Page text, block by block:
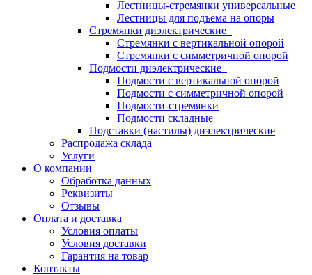
Лестницы-стремянки универсальные
Лестницы для подъема на опоры
Стремянки диэлектрические
Стремянки с вертикальной опорой
Стремянки с симметричной опорой
Подмости диэлектрические
Подмости с вертикальной опорой
Подмости с симметричной опорой
Подмости-стремянки
Подмости складные
Подставки (настилы) диэлектрические
Распродажа склада
Услуги
О компании
Обработка данных
Реквизиты
Отзывы
Оплата и доставка
Условия оплаты
Условия доставки
Гарантия на товар
Контакты